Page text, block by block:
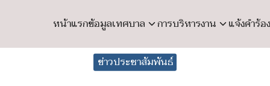
หน้าแรกข้อมูลเทศบาล การบริหารงาน
แจ้งคำร้
ข่าวประชาสัมพันธ์